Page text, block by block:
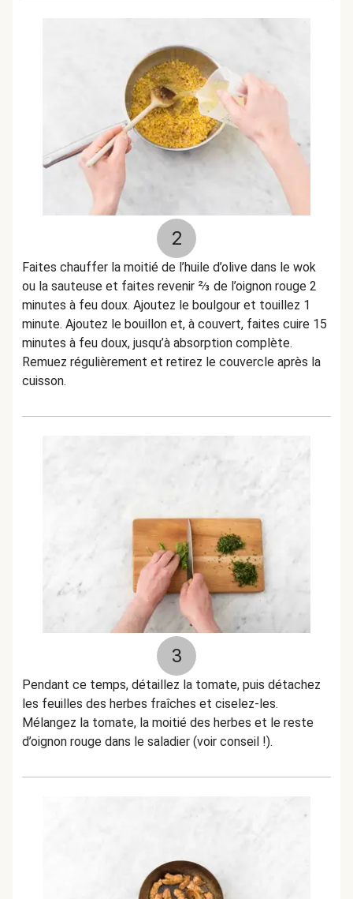
2
Faites chauffer la moitié de l’huile d’olive dans le wok
ou la sauteuse et faites revenir ⅔ de l’oignon rouge 2
minutes à feu doux. Ajoutez le boulgour et touillez 1
minute. Ajoutez le bouillon et, à couvert, faites cuire 15
minutes à feu doux, jusqu’à absorption complète.
Remuez régulièrement et retirez le couvercle après la
cuisson.
3
Pendant ce temps, détaillez la tomate, puis détachez
les feuilles des herbes fraîches et ciselez-les.
Mélangez la tomate, la moitié des herbes et le reste
d’oignon rouge dans le saladier (voir conseil !).